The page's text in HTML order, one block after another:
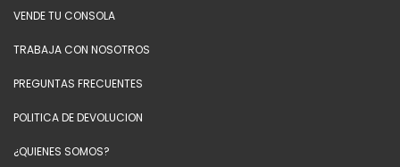
VENDE TU CONSOLA
TRABAJA CON NOSOTROS
PREGUNTAS FRECUENTES
POLITICA DE DEVOLUCION
¿QUIENES SOMOS?